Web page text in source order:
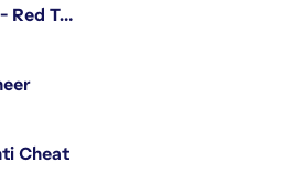
Offensive Security Engineer - Red Team
Cheat